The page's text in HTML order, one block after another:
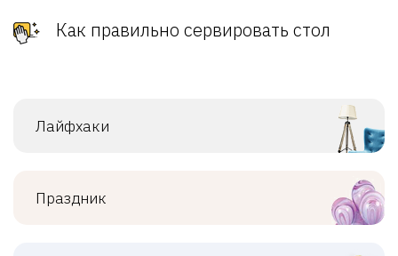
Как правильно сервировать стол
Лайфхаки
Праздник